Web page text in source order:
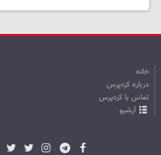
خانه
درباره کردپرس
تماس با کردپرس
آرشیو